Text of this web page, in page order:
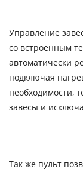
Управление
со встроенным
автоматически
подключая
необходимости,
завесы и
Так же пульт